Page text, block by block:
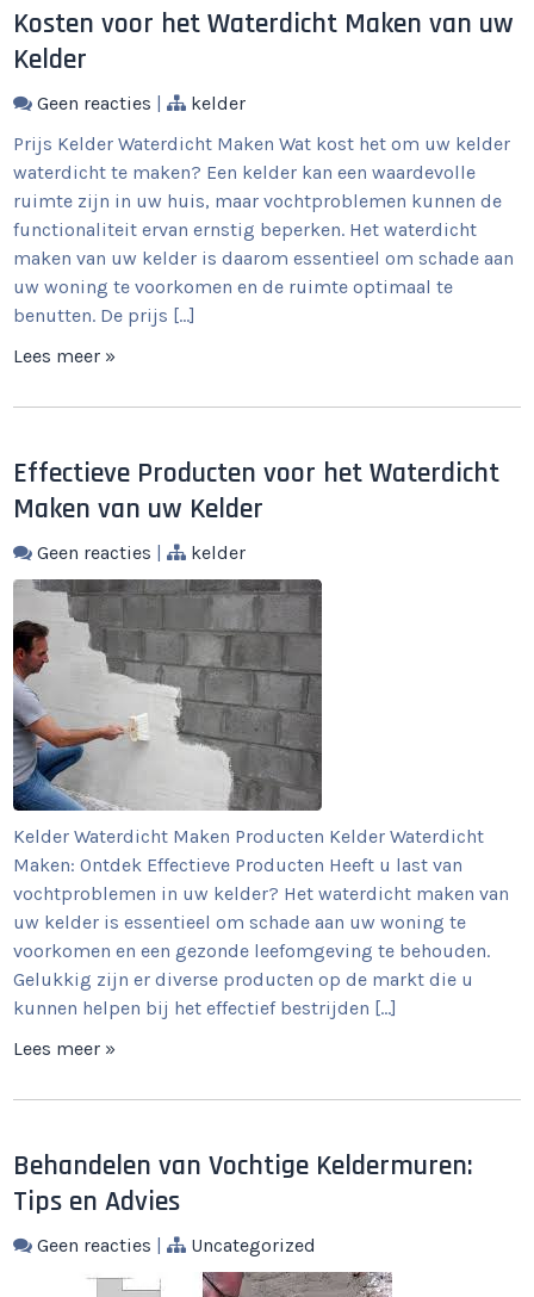
Kosten voor het Waterdicht Maken van uw
Kelder
Geen reacties |
kelder
Prijs Kelder Waterdicht Maken Wat kost het om uw kelder
waterdicht te maken? Een kelder kan een waardevolle
ruimte zijn in uw huis, maar vochtproblemen kunnen de
functionaliteit ervan ernstig beperken. Het waterdicht
maken van uw kelder is daarom essentieel om schade aan
uw woning te voorkomen en de ruimte optimaal te
benutten. De prijs […]
Lees meer »
Effectieve Producten voor het Waterdicht
Maken van uw Kelder
Geen reacties | kelder
Kelder Waterdicht Maken Producten Kelder Waterdicht
Maken: Ontdek Effectieve Producten Heeft u last van
vochtproblemen in uw kelder? Het waterdicht maken van
uw kelder is essentieel om schade aan uw woning te
voorkomen en een gezonde leefomgeving te behouden.
Gelukkig zijn er diverse producten op de markt die u
kunnen helpen bij het effectief bestrijden […]
Lees meer »
Behandelen van Vochtige Keldermuren:
Tips en Advies
Geen reacties | Uncategorized